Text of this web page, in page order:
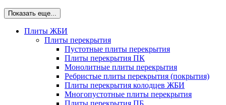
Показать еще...
Плиты ЖБИ
Плиты перекрытия
Пустотные плиты перекрытия
Плиты перекрытия ПК
Монолитные плиты перекрытия
Ребристые плиты перекрытия (покрытия)
Плиты перекрытия колодцев ЖБИ
Многопустотные плиты перекрытия
Плиты перекрытия ПБ